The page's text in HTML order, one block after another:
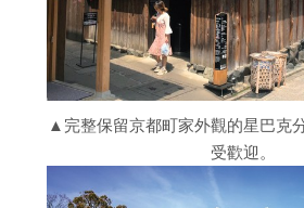
▲完整保留京都町家外觀的星巴克
受歡迎。